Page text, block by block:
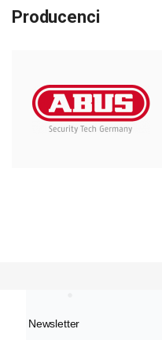
Producenci
Newsletter